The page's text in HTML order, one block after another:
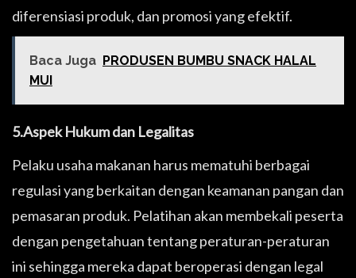
diferensiasi produk, dan promosi yang efektif.
Baca Juga PRODUSEN BUMBU SNACK HALAL
MUI
5.Aspek Hukum dan Legalitas
Pelaku usaha makanan harus mematuhi berbagai
regulasi yang berkaitan dengan keamanan pangan dan
pemasaran produk. Pelatihan akan membekali peserta
dengan pengetahuan tentang peraturan-peraturan
ini sehingga mereka dapat beroperasi dengan legal